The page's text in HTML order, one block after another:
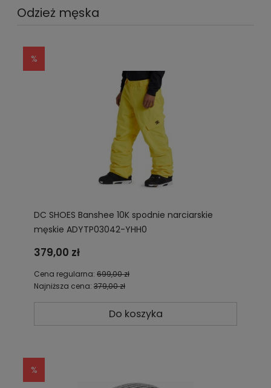
Odzież męska
DC SHOES Banshee 10K spodnie narciarskie
męskie ADYTP03042-YHH0
379,00 zł
Cena regularna: 699,00 zł
Najniższa cena: 379,00 zł
Do koszyka